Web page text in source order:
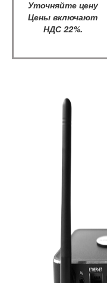
Уточняйте цену
Цены включают
НДС 22%.